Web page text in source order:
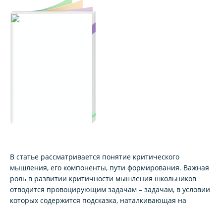
В статье рассматривается понятие критического
мышления, его компоненты, пути формирования. Важная
роль в развитии критичности мышления школьников
отводится провоцирующим задачам – задачам, в условии
которых содержится подсказка, наталкивающая на